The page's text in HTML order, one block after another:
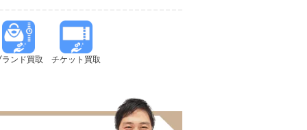
ランド買取 チケット買取